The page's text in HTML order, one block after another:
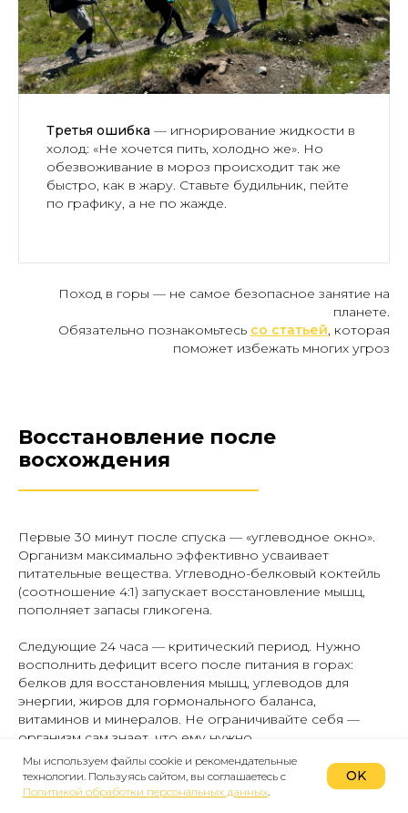
Третья ошибка — игнорирование жидкости в
холод: «Не хочется пить, холодно же». Но
обезвоживание в мороз происходит так же
быстро, как в жару. Ставьте будильник, пейте
по графику, а не по жажде.
Поход в горы — не самое безопасное занятие на
планете.
Обязательно познакомьтесь со статьей, которая
поможет избежать многих угроз
Восстановление после
восхождения
Первые 30 минут после спуска — «углеводное окно».
Организм максимально эффективно усваивает
питательные вещества. Углеводно-белковый коктейль
(соотношение 4:1) запускает восстановление мышц,
пополняет запасы гликогена.
Следующие 24 часа — критический период. Нужно
восполнить дефицит всего после питания в горах:
белков для восстановления мышц, углеводов для
энергии, жиров для гормонального баланса,
витаминов и минералов. Не ограничивайте себя —
организм сам знает, что ему нужно.
Типичная ошибка — налегать на алкоголь сразу после
спуска. Да, хочется отметить успех, но дайте организму
Мы используем файлы cookie и рекомендательные
технологии. Пользуясь сайтом, вы соглашаетесь с
Политикой обработки персональных данных.
OK